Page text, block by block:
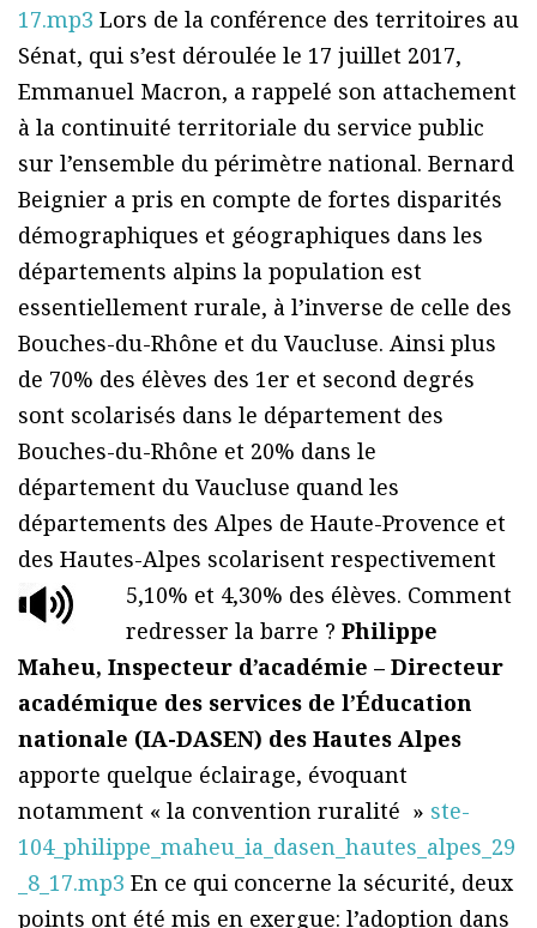
17.mp3 Lors de la conférence des territoires au
Sénat, qui s’est déroulée le 17 juillet 2017,
Emmanuel Macron, a rappelé son attachement
à la continuité territoriale du service public
sur l’ensemble du périmètre national. Bernard
Beignier a pris en compte de fortes disparités
démographiques et géographiques dans les
départements alpins la population est
essentiellement rurale, à l’inverse de celle des
Bouches-du-Rhône et du Vaucluse. Ainsi plus
de 70% des élèves des 1er et second degrés
sont scolarisés dans le département des
Bouches-du-Rhône et 20% dans le
département du Vaucluse quand les
départements des Alpes de Haute-Provence et
des Hautes-Alpes scolarisent respectivement
5,10% et 4,30% des élèves. Comment
redresser la barre ? Philippe
Maheu, Inspecteur d’académie – Directeur
académique des services de l’Éducation
nationale (IA-DASEN) des Hautes Alpes
apporte quelque éclairage, évoquant
notamment « la convention ruralité » ste-
104_philippe_maheu_ia_dasen_hautes_alpes_29
_8_17.mp3 En ce qui concerne la sécurité, deux
points ont été mis en exergue: l’adoption dans